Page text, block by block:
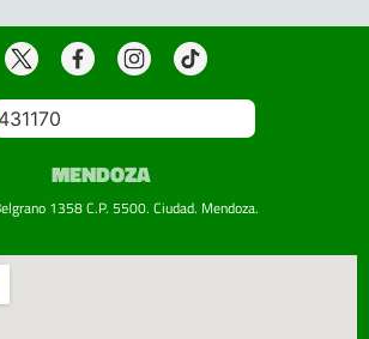
431170
MENDOZA
1358 C.P. 5500. Ciudad. Mendoza.